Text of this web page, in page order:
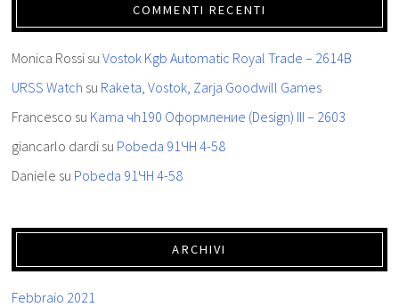
COMMENTI RECENTI
Monica Rossi suVostok Kgb Automatic Royal Trade – 2614B
URSS Watch su Raketa, Vostok, Zarja Goodwill Games
Francesco su Kama чh190 Oформление (Design) III – 2603
giancarlo dardi su Pobeda 91ЧН 4-58
Daniele su Pobeda 91ЧН 4-58
ARCHIVI
Febbraio 2021